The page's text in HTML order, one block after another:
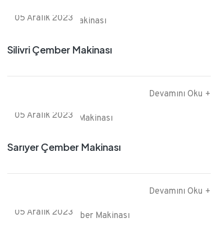
05 Aralık 2023
Silivri Çember Makinası
Devamını Oku +
05 Aralık 2023
Sarıyer Çember Makinası
Devamını Oku +
05 Aralık 2023